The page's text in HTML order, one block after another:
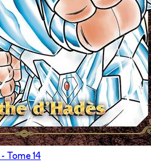
- Tome 14